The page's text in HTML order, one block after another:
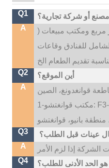
Q1
أو شركة تجارية؟
A
للفنادق وقاعات
Q2
أين الموقع؟
A
Q3
عينات قبل الطلب؟
A
Q4
هو الحد الأدنى للطلب؟